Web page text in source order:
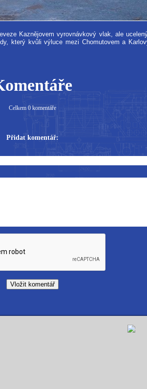
Kaznějovem vyrovnávkový vlak, ale
který kvůli výluce mezi Chomutovem a
Celkem 0 komentáře
Přidat komentář: